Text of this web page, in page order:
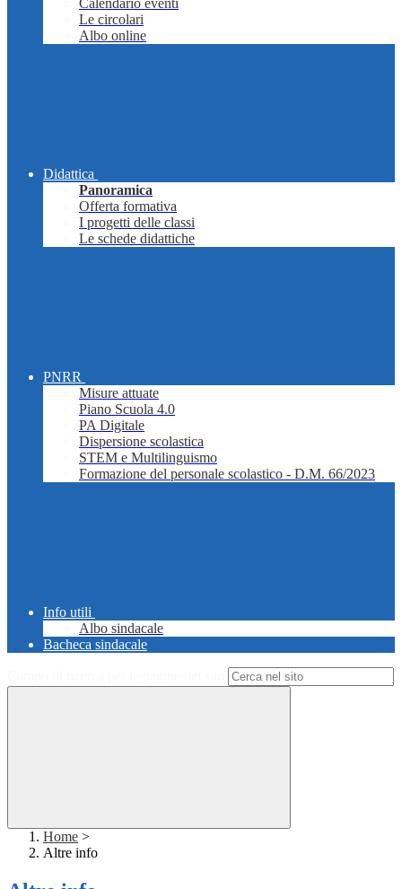
Calendario eventi
Le circolari
Albo online
Didattica
Panoramica
Offerta formativa
I progetti delle classi
Le schede didattiche
PNRR
Misure attuate
Piano Scuola 4.0
PA Digitale
Dispersione scolastica
STEM e Multilinguismo
Formazione del personale scolastico - D.M. 66/2023
Info utili
Albo sindacale
Bacheca sindacale
Home >
Altre info